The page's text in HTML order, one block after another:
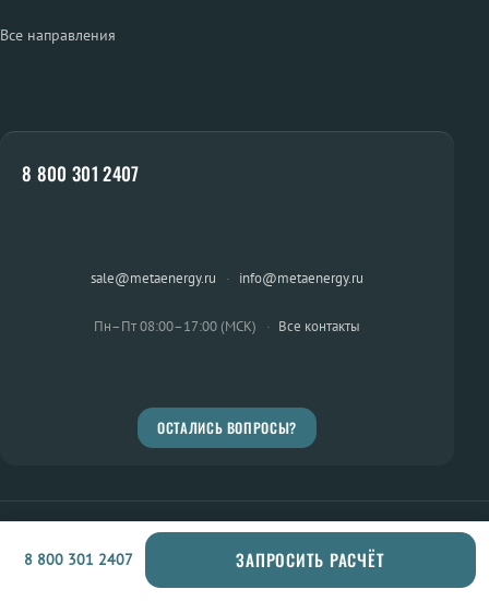
Все направления
8 800 301 2407
sale@metaenergy.ru · info@metaenergy.ru
Пн–Пт 08:00–17:00 (МСК) · Все контакты
ОСТАЛИСЬ ВОПРОСЫ?
© METAENERGY 2026 · ООО «НПЦ Металлург»
Информационный портал METAENERGY: шинопровод, шины, изоляторы,
8 800 301 2407 ЗАПРОСИТЬ РАСЧЁТ